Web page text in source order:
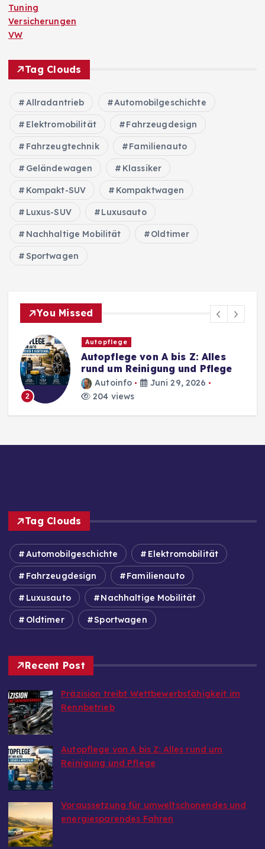
Tuning
Versicherungen
VW
Tag Clouds
Allradantrieb Automobilgeschichte
Elektromobilität Fahrzeugdesign
Fahrzeugtechnik Familienauto
Geländewagen Klassiker
Kompakt-SUV Kompaktwagen
Luxus-SUV Luxusauto
Nachhaltige Mobilität Oldtimer
Sportwagen
You Missed
2
Autopflege
Autopflege von A bis Z: Alles
rund um Reinigung und Pflege
Autoinfo
Juni 29, 2026
204 views
Tag Clouds
Automobilgeschichte Elektromobilität
Fahrzeugdesign Familienauto
Luxusauto Nachhaltige Mobilität
Oldtimer Sportwagen
Recent Post
Präzision treibt Wettbewerbsfähigkeit im
Rennbetrieb
Autopflege von A bis Z: Alles rund um
Reinigung und Pflege
Voraussetzung für umweltschonendes und
energiesparendes Fahren